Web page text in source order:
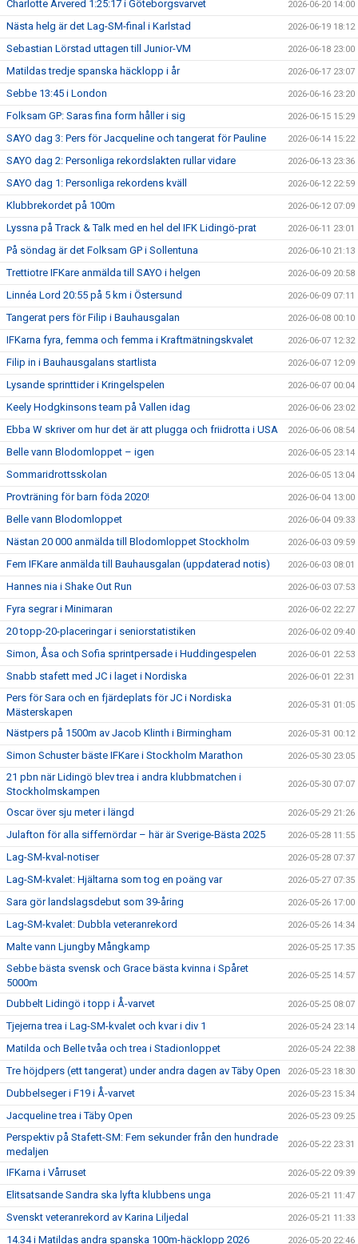
Charlotte Arvered 1:25:17 i Göteborgsvarvet 2026-06-20 14:00
Nästa helg är det Lag-SM-final i Karlstad 2026-06-19 18:12
Sebastian Lörstad uttagen till Junior-VM 2026-06-18 23:00
Matildas tredje spanska häcklopp i år 2026-06-17 23:07
Sebbe 13:45 i London 2026-06-16 23:20
Folksam GP: Saras fina form håller i sig 2026-06-15 15:29
SAYO dag 3: Pers för Jacqueline och tangerat för Pauline 2026-06-14 15:22
SAYO dag 2: Personliga rekordslakten rullar vidare 2026-06-13 23:36
SAYO dag 1: Personliga rekordens kväll 2026-06-12 22:59
Klubbrekordet på 100m 2026-06-12 07:09
Lyssna på Track & Talk med en hel del IFK Lidingö-prat 2026-06-11 23:01
På söndag är det Folksam GP i Sollentuna 2026-06-10 21:13
Trettiotre IFKare anmälda till SAYO i helgen 2026-06-09 20:58
Linnéa Lord 20:55 på 5 km i Östersund 2026-06-09 07:11
Tangerat pers för Filip i Bauhausgalan 2026-06-08 00:10
IFKarna fyra, femma och femma i Kraftmätningskvalet 2026-06-07 12:32
Filip in i Bauhausgalans startlista 2026-06-07 12:09
Lysande sprinttider i Kringelspelen 2026-06-07 00:04
Keely Hodgkinsons team på Vallen idag 2026-06-06 23:02
Ebba W skriver om hur det är att plugga och friidrotta i USA 2026-06-06 08:54
Belle vann Blodomloppet – igen 2026-06-05 23:14
Sommaridrottsskolan 2026-06-05 13:04
Provträning för barn föda 2020! 2026-06-04 13:00
Belle vann Blodomloppet 2026-06-04 09:33
Nästan 20 000 anmälda till Blodomloppet Stockholm 2026-06-03 09:59
Fem IFKare anmälda till Bauhausgalan (uppdaterad notis) 2026-06-03 08:01
Hannes nia i Shake Out Run 2026-06-03 07:53
Fyra segrar i Minimaran 2026-06-02 22:27
20 topp-20-placeringar i seniorstatistiken 2026-06-02 09:40
Simon, Åsa och Sofia sprintpersade i Huddingespelen 2026-06-01 22:53
Snabb stafett med JC i laget i Nordiska 2026-06-01 22:31
Pers för Sara och en fjärdeplats för JC i Nordiska
Mästerskapen
2026-05-31 01:05
Nästpers på 1500m av Jacob Klinth i Birmingham 2026-05-31 00:12
Simon Schuster bäste IFKare i Stockholm Marathon 2026-05-30 23:05
21 pbn när Lidingö blev trea i andra klubbmatchen i
Stockholmskampen
2026-05-30 07:07
Oscar över sju meter i längd 2026-05-29 21:26
Julafton för alla siffernördar – här är Sverige-Bästa 2025 2026-05-28 11:55
Lag-SM-kval-notiser 2026-05-28 07:37
Lag-SM-kvalet: Hjältarna som tog en poäng var 2026-05-27 07:35
Sara gör landslagsdebut som 39-åring 2026-05-26 17:00
Lag-SM-kvalet: Dubbla veteranrekord 2026-05-26 14:34
Malte vann Ljungby Mångkamp 2026-05-25 17:35
Sebbe bästa svensk och Grace bästa kvinna i Spåret
5000m
2026-05-25 14:57
Dubbelt Lidingö i topp i Å-varvet 2026-05-25 08:07
Tjejerna trea i Lag-SM-kvalet och kvar i div 1 2026-05-24 23:14
Matilda och Belle tvåa och trea i Stadionloppet 2026-05-24 22:38
Tre höjdpers (ett tangerat) under andra dagen av Täby Open 2026-05-23 18:30
Dubbelseger i F19 i Å-varvet 2026-05-23 15:34
Jacqueline trea i Täby Open 2026-05-23 09:25
Perspektiv på Stafett-SM: Fem sekunder från den hundrade
medaljen
2026-05-22 23:31
IFKarna i Vårruset 2026-05-22 09:39
Elitsatsande Sandra ska lyfta klubbens unga 2026-05-21 11:47
Svenskt veteranrekord av Karina Liljedal 2026-05-21 11:33
14.34 i Matildas andra spanska 100m-häcklopp 2026 2026-05-20 22:46